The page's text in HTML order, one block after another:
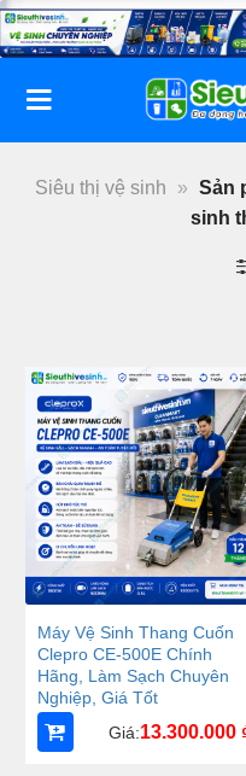
Bỏ
qua
dung
Siêu thị vệ sinh » Sản
sinh
Máy Vệ Sinh Thang Cuốn
Clepro CE-500E Chính
Hãng, Làm Sạch Chuyên
Nghiệp, Giá Tốt
Giá:13.300.000